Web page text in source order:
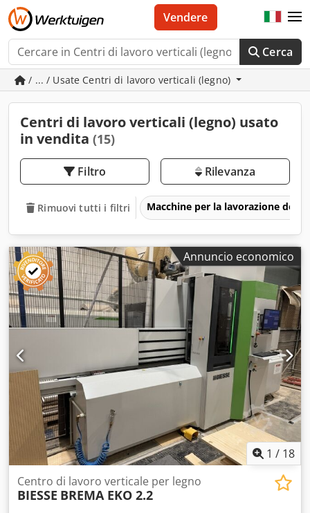
Cerca
Vendere
/ ... / Usate Centri di lavoro verticali (legno)
Centri di lavoro verticali (legno) usato
in vendita (15)
Filtro Rilevanza
Rimuovi tutti i filtri Macchine per la lavorazione del
Annuncio economico
1 / 18
Centro di lavoro verticale per legno
BIESSE BREMA EKO 2.2